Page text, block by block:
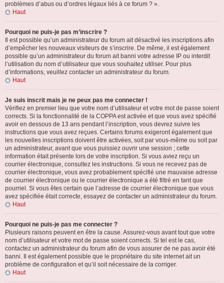
problèmes d’abus ou d’ordres légaux liés à ce forum ? ».
Haut
Pourquoi ne puis-je pas m’inscrire ?
Il est possible qu’un administrateur du forum ait désactivé les inscriptions afin
d’empêcher les nouveaux visiteurs de s’inscrire. De même, il est également
possible qu’un administrateur du forum ait banni votre adresse IP ou interdit
l’utilisation du nom d’utilisateur que vous souhaitez utiliser. Pour plus
d’informations, veuillez contacter un administrateur du forum.
Haut
Je suis inscrit mais je ne peux pas me connecter !
Vérifiez en premier lieu que votre nom d’utilisateur et votre mot de passe soient
corrects. Si la fonctionnalité de la COPPA est activée et que vous avez spécifié
avoir en dessous de 13 ans pendant l’inscription, vous devrez suivre les
instructions que vous avez reçues. Certains forums exigeront également que
les nouvelles inscriptions doivent être activées, soit par vous-même ou soit par
un administrateur, avant que vous puissiez ouvrir une session ; cette
information était présente lors de votre inscription. Si vous aviez reçu un
courrier électronique, consultez les instructions. Si vous ne recevez pas de
courrier électronique, vous avez probablement spécifié une mauvaise adresse
de courrier électronique ou le courrier électronique a été filtré en tant que
pourriel. Si vous êtes certain que l’adresse de courrier électronique que vous
avez spécifiée était correcte, essayez de contacter un administrateur du forum.
Haut
Pourquoi ne puis-je pas me connecter ?
Plusieurs raisons peuvent en être la cause. Assurez-vous avant tout que votre
nom d’utilisateur et votre mot de passe soient corrects. Si tel est le cas,
contactez un administrateur du forum afin de vous assurer de ne pas avoir été
banni. Il est également possible que le propriétaire du site internet ait un
problème de configuration et qu’il soit nécessaire de la corriger.
Haut